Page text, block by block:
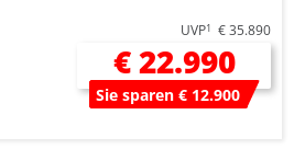
UVP1 € 35.890
€ 22.990
Sie sparen € 12.900